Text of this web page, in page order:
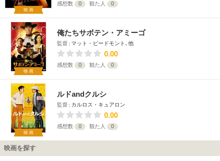
映画
感想数 0 観た人 0
映画
俺たちサボテン・アミーゴ
監督 マット・ピードモント､他
0.00
感想数 0 観た人 0
映画
ルドandクルシ
監督 カルロス・キュアロン
0.00
感想数 0 観た人 0
映画を探す